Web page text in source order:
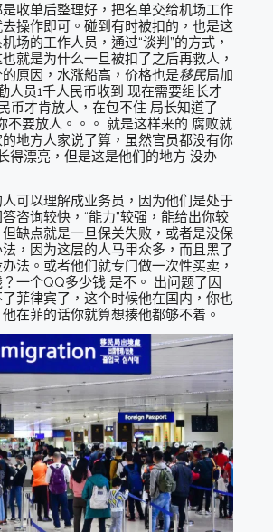
收单后整理好，把名单交给机场工作
操作即可。碰到有时被扣的，也是这
场的工作人员，通过“谈判”的方式，
就是为什么一旦被扣了之后再救人，
原因，水涨船高，价格也是移民局加
人员1千人民币收到 现在需要组长才
币才肯放人，在包不住 局长知道了
不要放人。。。 就是这样来的 腐败就
地方人家说了算，虽然官员都没有你
得漂亮，但是这是他们的地方 没办
可以理解成业务员，因为他们是处于
咨询较快，“能力”较强，能给出你较
缺点就是一旦保关失败，或者是没保
，因为这层的人马甲众多，而且黑了
法。或者他们就专门做一次性买卖，
一个QQ多少钱 是不。 出问题了因
菲律宾了，这个时候他在国内，你也
在菲的话你就算想揍他都够不着。